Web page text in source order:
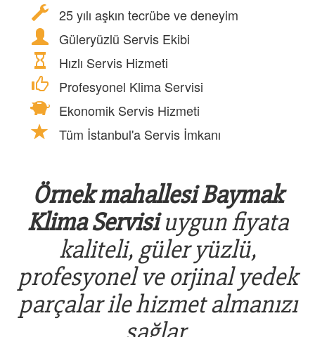
25 yılı aşkın tecrübe ve deneyim
Güleryüzlü Servis Ekibi
Hızlı Servis Hizmeti
Profesyonel Klima Servisi
Ekonomik Servis Hizmeti
Tüm İstanbul'a Servis İmkanı
Örnek mahallesi Baymak
Klima Servisiuygun fiyata
kaliteli, güler yüzlü,
profesyonel ve orjinal yedek
parçalar ile hizmet almanızı